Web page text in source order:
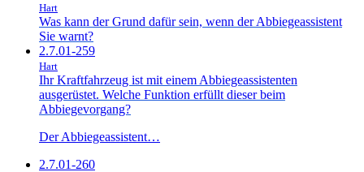
Hart
Was kann der Grund dafür sein, wenn der Abbiegeassistent
Sie warnt?
2.7.01-259
Hart
Ihr Kraftfahrzeug ist mit einem Abbiegeassistenten
ausgerüstet. Welche Funktion erfüllt dieser beim
Abbiegevorgang?
Der Abbiegeassistent…
2.7.01-260